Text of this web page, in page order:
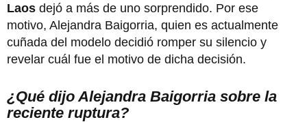
Laos dejó a más de uno sorprendido. Por ese
motivo, Alejandra Baigorria, quien es actualmente
cuñada del modelo decidió romper su silencio y
revelar cuál fue el motivo de dicha decisión.
¿Qué dijo Alejandra Baigorria sobre la
reciente ruptura?